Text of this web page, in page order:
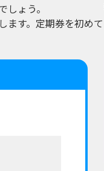
ょう。
ます。定期券を初めて